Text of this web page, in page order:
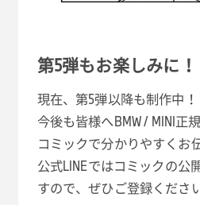
第5弾もお楽しみに！
現在、第5弾以降も制作中！
今後も皆様へBMW / MINI正
コミックで分かりやすくお
公式LINEではコミックの公
すので、ぜひご登録ください